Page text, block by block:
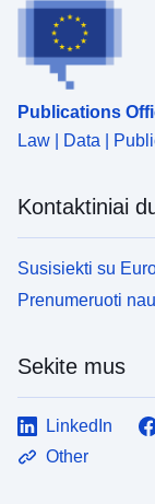
Publications
Law | Data |
Kontaktiniai
Susisiekti su
Prenumeruoti
Sekite mus
LinkedIn
Other